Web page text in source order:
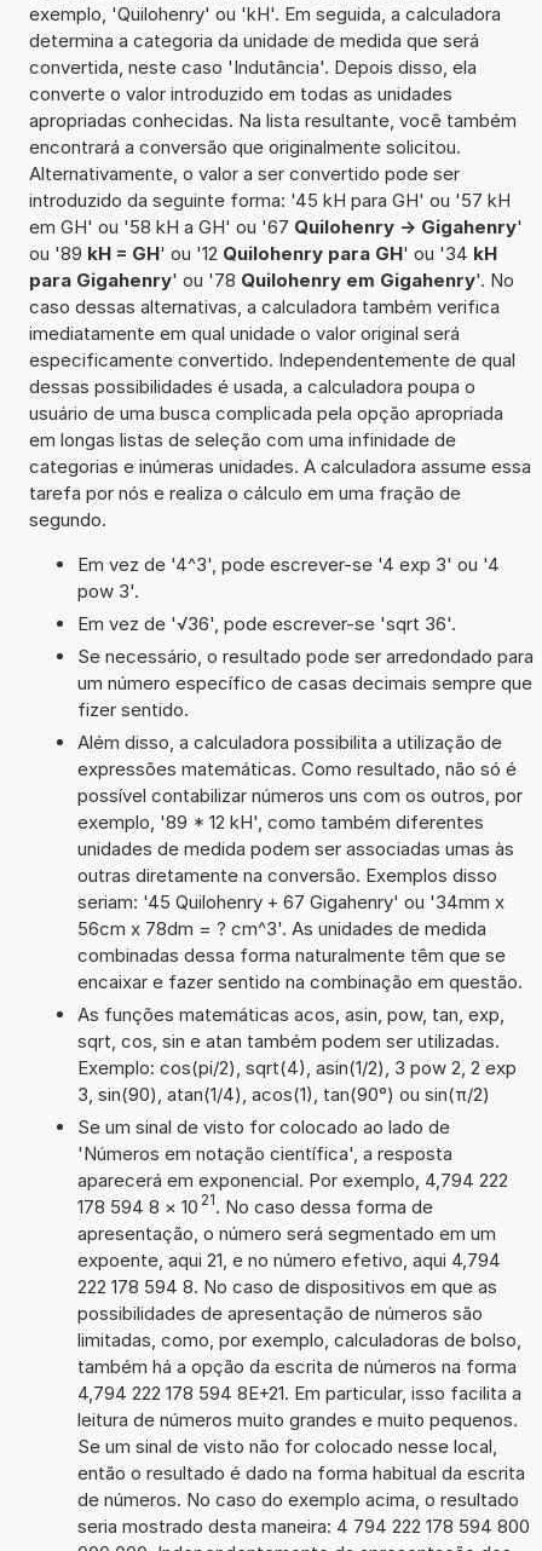
exemplo, 'Quilohenry' ou 'kH'. Em seguida, a calculadora
determina a categoria da unidade de medida que será
convertida, neste caso 'Indutância'. Depois disso, ela
converte o valor introduzido em todas as unidades
apropriadas conhecidas. Na lista resultante, você também
encontrará a conversão que originalmente solicitou.
Alternativamente, o valor a ser convertido pode ser
introduzido da seguinte forma: '45 kH para GH' ou '57 kH
em GH' ou '58 kH a GH' ou '67 Quilohenry -> Gigahenry'
ou '89 kH = GH' ou '12 Quilohenry para GH' ou '34 kH
para Gigahenry' ou '78 Quilohenry em Gigahenry'. No
caso dessas alternativas, a calculadora também verifica
imediatamente em qual unidade o valor original será
especificamente convertido. Independentemente de qual
dessas possibilidades é usada, a calculadora poupa o
usuário de uma busca complicada pela opção apropriada
em longas listas de seleção com uma infinidade de
categorias e inúmeras unidades. A calculadora assume essa
tarefa por nós e realiza o cálculo em uma fração de
segundo.
Em vez de '4^3', pode escrever-se '4 exp 3' ou '4
pow 3'.
Em vez de '√36', pode escrever-se 'sqrt 36'.
Se necessário, o resultado pode ser arredondado para
um número específico de casas decimais sempre que
fizer sentido.
Além disso, a calculadora possibilita a utilização de
expressões matemáticas. Como resultado, não só é
possível contabilizar números uns com os outros, por
exemplo, '89 * 12 kH', como também diferentes
unidades de medida podem ser associadas umas às
outras diretamente na conversão. Exemplos disso
seriam: '45 Quilohenry + 67 Gigahenry' ou '34mm x
56cm x 78dm = ? cm^3'. As unidades de medida
combinadas dessa forma naturalmente têm que se
encaixar e fazer sentido na combinação em questão.
As funções matemáticas acos, asin, pow, tan, exp,
sqrt, cos, sin e atan também podem ser utilizadas.
Exemplo: cos(pi/2), sqrt(4), asin(1/2), 3 pow 2, 2 exp
3, sin(90), atan(1/4), acos(1), tan(90°) ou sin(π/2)
Se um sinal de visto for colocado ao lado de
'Números em notação científica', a resposta
aparecerá em exponencial. Por exemplo, 4,794 222
178 594 8 × 10 21. No caso dessa forma de
apresentação, o número será segmentado em um
expoente, aqui 21, e no número efetivo, aqui 4,794
222 178 594 8. No caso de dispositivos em que as
possibilidades de apresentação de números são
limitadas, como, por exemplo, calculadoras de bolso,
também há a opção da escrita de números na forma
4,794 222 178 594 8E+21. Em particular, isso facilita a
leitura de números muito grandes e muito pequenos.
Se um sinal de visto não for colocado nesse local,
então o resultado é dado na forma habitual da escrita
de números. No caso do exemplo acima, o resultado
seria mostrado desta maneira: 4 794 222 178 594 800